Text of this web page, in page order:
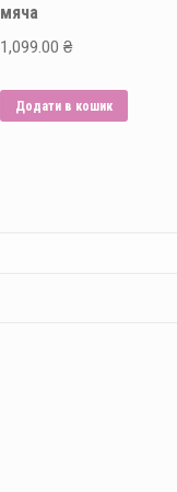
мяча
1,099.00 ₴
Додати в кошик